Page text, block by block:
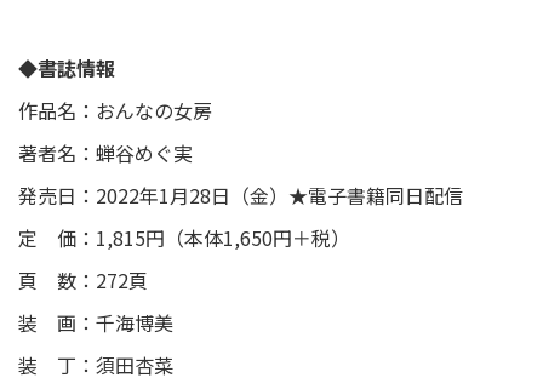
◆書誌情報
作品名：おんなの女房
著者名：蝉谷めぐ実
発売日：2022年1月28日（金）★電子書籍同日配信
定 価：1,815円（本体1,650円＋税）
頁 数：272頁
装 画：千海博美
装 丁：須田杏菜